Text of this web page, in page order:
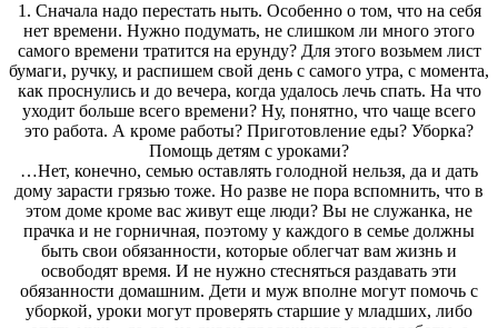
1. Сначала надо перестать ныть. Особенно о том, что на себя
нет времени. Нужно подумать, не слишком ли много этого
самого времени тратится на ерунду? Для этого возьмем лист
бумаги, ручку, и распишем свой день с самого утра, с момента,
как проснулись и до вечера, когда удалось лечь спать. На что
уходит больше всего времени? Ну, понятно, что чаще всего
это работа. А кроме работы? Приготовление еды? Уборка?
Помощь детям с уроками?
…Нет, конечно, семью оставлять голодной нельзя, да и дать
дому зарасти грязью тоже. Но разве не пора вспомнить, что в
этом доме кроме вас живут еще люди? Вы не служанка, не
прачка и не горничная, поэтому у каждого в семье должны
быть свои обязанности, которые облегчат вам жизнь и
освободят время. И не нужно стесняться раздавать эти
обязанности домашним. Дети и муж вполне могут помочь с
уборкой, уроки могут проверять старшие у младших, либо